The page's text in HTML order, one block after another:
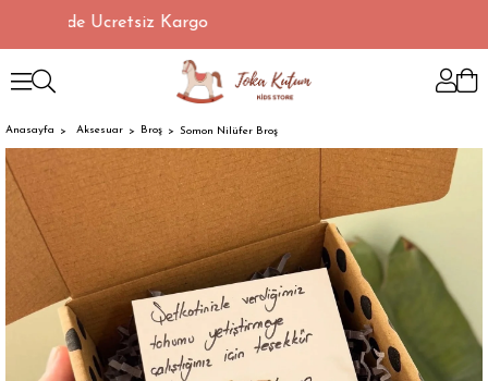
Ücretsiz Kargo
Anasayfa Aksesuar Broş Somon Nilüfer Broş